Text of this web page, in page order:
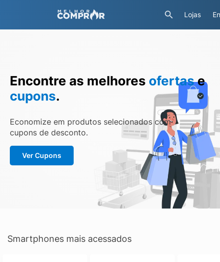
Lojas
Encontre as melhores ofertase
cupons.
Economize em produtos selecionados com
cupons de desconto.
Ver Cupons
Smartphones mais acessados